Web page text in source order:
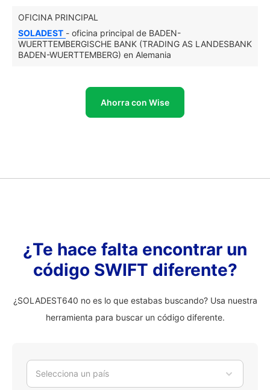
OFICINA PRINCIPAL
SOLADEST - oficina principal de BADEN-
WUERTTEMBERGISCHE BANK (TRADING AS LANDESBANK
BADEN-WUERTTEMBERG) en Alemania
Ahorra con Wise
¿Te hace falta encontrar un
código SWIFT diferente?
¿SOLADEST640 no es lo que estabas buscando? Usa nuestra
herramienta para buscar un código diferente.
Selecciona un país